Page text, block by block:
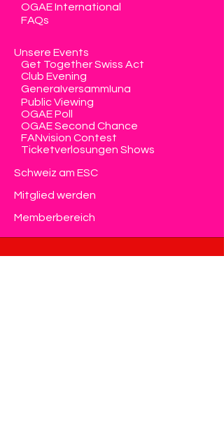
OGAE International
FAQs
Unsere Events
Get Together Swiss Act
Club Evening
Generalversammlung
Public Viewing
OGAE Poll
OGAE Second Chance
FANvision Contest
Ticketverlosungen Shows
Schweiz am ESC
Mitglied werden
Memberbereich